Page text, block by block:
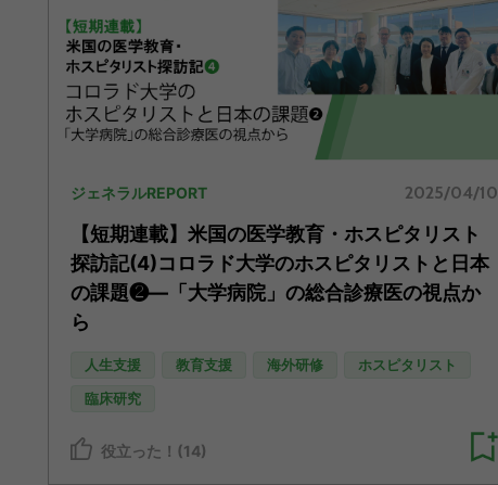
ジェネラルREPORT 2025/04/10
【短期連載】米国の医学教育・ホスピタリスト
探訪記(4)コロラド大学のホスピタリストと日本
の課題❷―「大学病院」の総合診療医の視点か
ら
人生支援 教育支援 海外研修 ホスピタリスト
臨床研究
役立った！(14)